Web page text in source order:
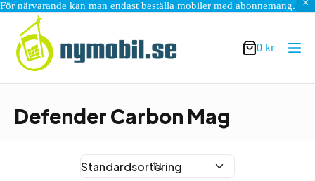
För närvarande kan man endast beställa mobiler med abonnemang.
innehåll
Varukorg
0 kr
Defender Carbon Mag